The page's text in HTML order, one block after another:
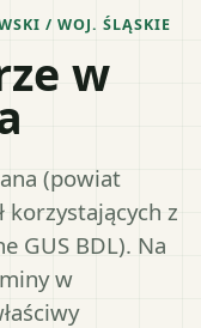
/ WOJ. ŚLĄSKIE
w
(powiat
korzystających z
GUS BDL). Na
w